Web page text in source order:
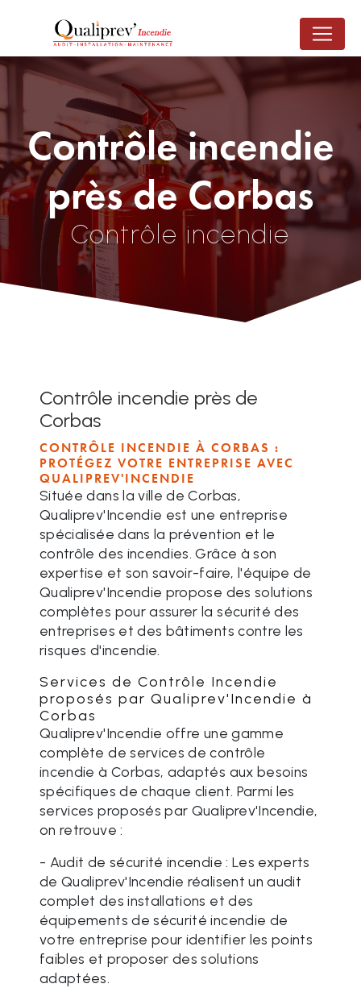
Contrôle incendie
près de Corbas
Contrôle incendie
Contrôle incendie près de
Corbas
CONTRÔLE INCENDIE À CORBAS :
PROTÉGEZ VOTRE ENTREPRISE AVEC
QUALIPREV'INCENDIE
Située dans la ville de Corbas,
Qualiprev'Incendie est une entreprise
spécialisée dans la prévention et le
contrôle des incendies. Grâce à son
expertise et son savoir-faire, l'équipe de
Qualiprev'Incendie propose des solutions
complètes pour assurer la sécurité des
entreprises et des bâtiments contre les
risques d'incendie.
Services de Contrôle Incendie
proposés par Qualiprev'Incendie à
Corbas
Qualiprev'Incendie offre une gamme
complète de services de contrôle
incendie à Corbas, adaptés aux besoins
spécifiques de chaque client. Parmi les
services proposés par Qualiprev'Incendie,
on retrouve :
- Audit de sécurité incendie : Les experts
de Qualiprev'Incendie réalisent un audit
complet des installations et des
équipements de sécurité incendie de
votre entreprise pour identifier les points
faibles et proposer des solutions
adaptées.